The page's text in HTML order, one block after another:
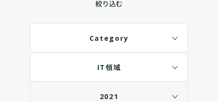
絞り込む
Category
IT領域
2021